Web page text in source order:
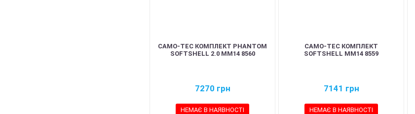
CAMO-TEC КОМПЛЕКТ PHANTOM
SOFTSHELL 2.0 ММ14 8560
7270 грн
НЕМАЄ В НАЯВНОСТІ
CAMO-TEC КОМПЛЕКТ
SOFTSHELL ММ14 8559
7141 грн
НЕМАЄ В НАЯВНОСТІ